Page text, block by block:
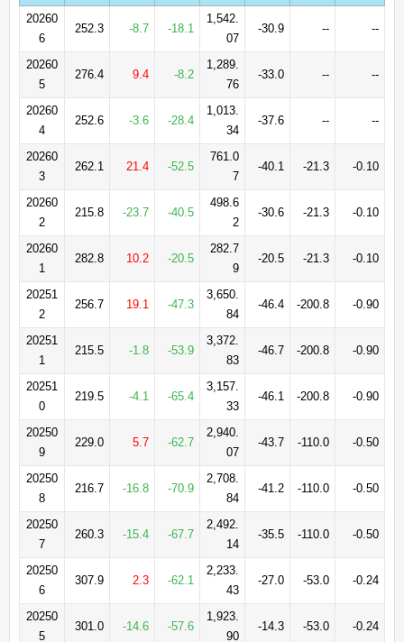
20260
6
252.3 -8.7 -18.1
1,542.
07
-30.9 -- --
20260
5
276.4 9.4 -8.2
1,289.
76
-33.0 -- --
20260
4
252.6 -3.6 -28.4
1,013.
34
-37.6 -- --
20260
3
262.1 21.4 -52.5
761.0
7
-40.1 -21.3 -0.10
20260
2
215.8 -23.7 -40.5
498.6
2
-30.6 -21.3 -0.10
20260
1
282.8 10.2 -20.5
282.7
9
-20.5 -21.3 -0.10
20251
2
256.7 19.1 -47.3
3,650.
84
-46.4 -200.8 -0.90
20251
1
215.5 -1.8 -53.9
3,372.
83
-46.7 -200.8 -0.90
20251
0
219.5 -4.1 -65.4
3,157.
33
-46.1 -200.8 -0.90
20250
9
229.0 5.7 -62.7
2,940.
07
-43.7 -110.0 -0.50
20250
8
216.7 -16.8 -70.9
2,708.
84
-41.2 -110.0 -0.50
20250
7
260.3 -15.4 -67.7
2,492.
14
-35.5 -110.0 -0.50
20250
6
307.9 2.3 -62.1
2,233.
43
-27.0 -53.0 -0.24
20250
5
301.0 -14.6 -57.6
1,923.
90
-14.3 -53.0 -0.24